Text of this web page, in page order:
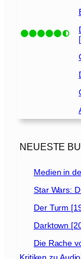
NEUESTE
Medien in
Star Wars:
Der Turm
Darktown
Die Rache
Kritiken zu